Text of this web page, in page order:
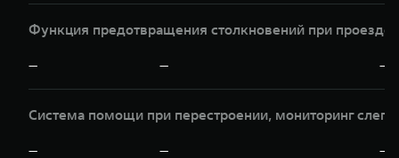
Функция предотвращения столкновений при проезде
— — —
Система помощи при перестроении, мониторинг
— — —